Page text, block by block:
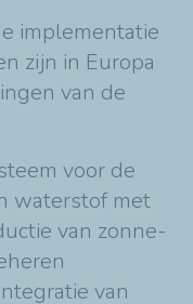
implementatie
zijn in Europa
van de
voor de
waterstof met
van zonne-
van